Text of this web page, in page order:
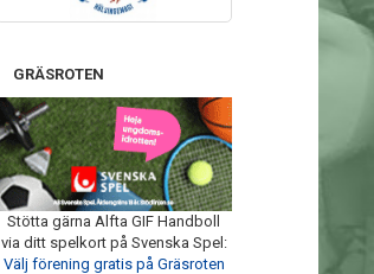
GRÄSROTEN
Stötta gärna Alfta GIF Handboll
via ditt spelkort på Svenska Spel:
Välj förening gratis på Gräsroten